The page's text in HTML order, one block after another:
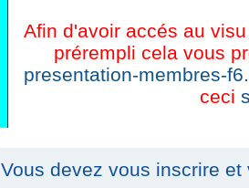
Afin d'avoir accés au
prérempli cela vous
presentation-membres-
ceci
Vous devez vous inscrire